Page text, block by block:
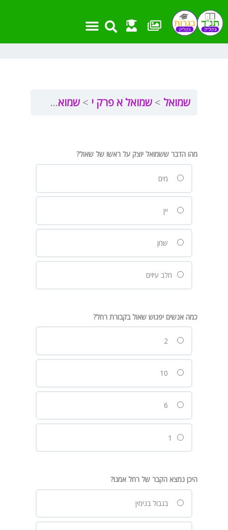
לתוכן
שמואל שמואל א פרק י שמואל א פרק י מבדקון
מהו הדבר ששמואל יוצק על ראשו של שאול?
מים
יין
שמן
חלב עיזים
כמה אנשים יפגוש שאול בקבורת רחל?
היכן נמצא הקבר של רחל אמנו?
בגבול בנימין